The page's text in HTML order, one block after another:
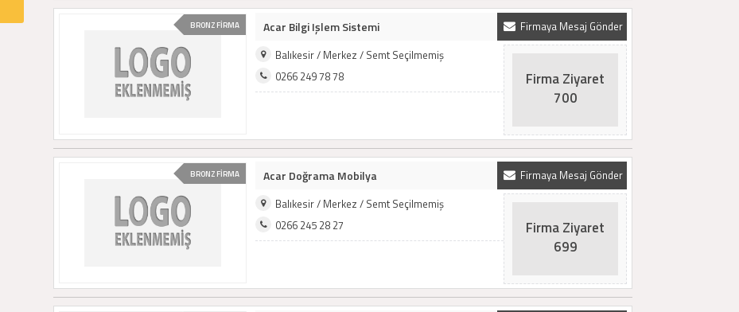
BRONZ FİRMA Firmaya Mesaj Gönder
Acar Bilgi Işlem Sistemi
Balıkesir / Merkez / Semt Seçilmemiş
0266 249 78 78
Firma Ziyaret
700
BRONZ FİRMA Firmaya Mesaj Gönder
Acar Doğrama Mobilya
Balıkesir / Merkez / Semt Seçilmemiş
0266 245 28 27
Firma Ziyaret
699